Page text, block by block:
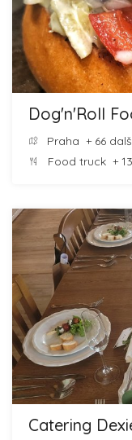
Dog'n'Roll
Praha + 66
Food truck +
Catering